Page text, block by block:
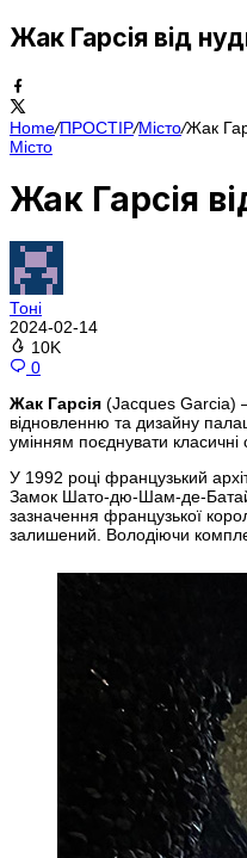
Жак Гарсія від
Home/ПРОСТІР/Місто/Жак
Місто
Жак Гарсія
Тоні
2024-02-14
10K
0
Жак Гарсія (Jacques Garcia) —
відновленню та дизайну
умінням поєднувати
У 1992 році французький
Замок Шато-дю-Шам-де-Батай
зазначення французької
залишений. Володіючи